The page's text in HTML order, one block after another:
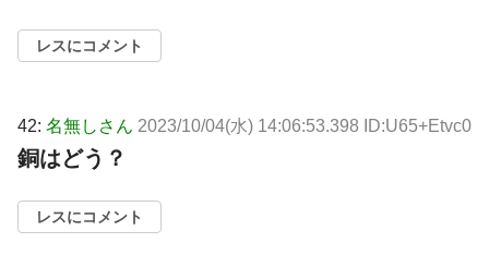
レスにコメント
42: 名無しさん 2023/10/04(水) 14:06:53.398 ID:U65+Etvc0
銅はどう？
レスにコメント